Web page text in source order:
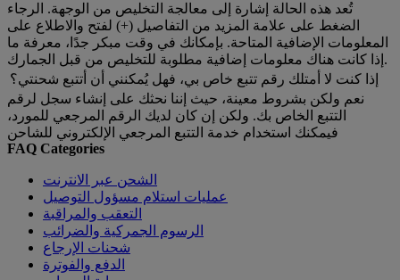
تُعد هذه الحالة إشارة إلى معالجة التخليص من الوجهة. الرجاء
الضغط على علامة المزيد من التفاصيل (+) لفتح والاطلاع على
المعلومات الإضافية المتاحة. بإمكانك في وقت مبكر جدًا، معرفة ما
إذا كانت هناك معلومات إضافية مطلوبة للتخليص من قبل الجمارك.
إذا كنت لا أمتلك رقم تتبع خاص بي، فهل يُمكنني أن أتتبع شحنتي؟
نعم ولكن بشروط معينة، حيث إننا نحثك على إنشاء سجل لرقم
التتبع الخاص بك. ولكن إن كان لديك الرقم المرجعي للمورد،
فيمكنك استخدام خدمة التتبع المرجعي الإلكتروني للشاحن
FAQ Categories
الشحن عبر الانترنت
عمليات استلام مسؤول التوصيل
التعقب والمراقبة
الرسوم الجمركية والضرائب
شحنات الإرجاع
الدفع والفوترة